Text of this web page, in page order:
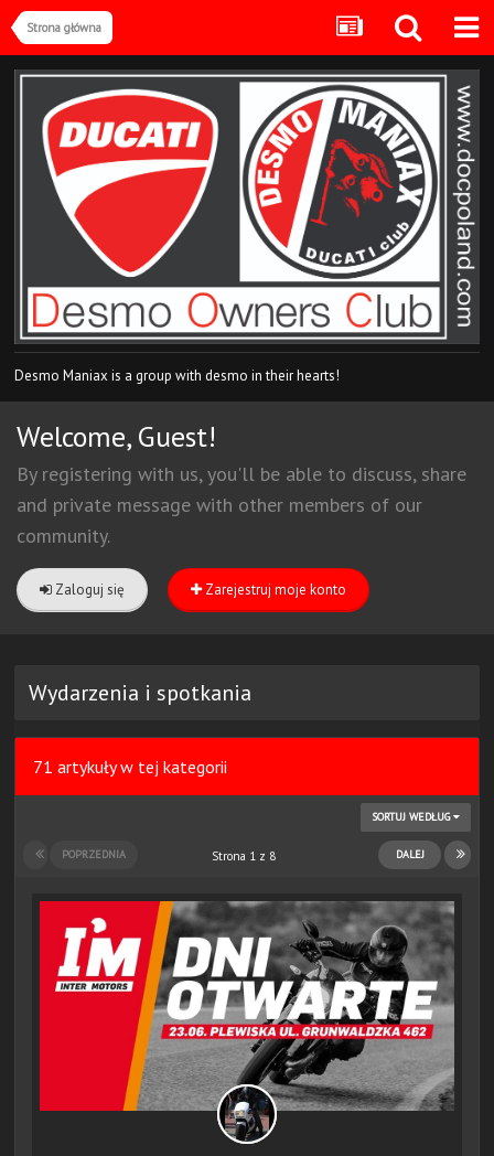
Strona główna
Desmo Maniax is a group with desmo in their hearts!
Welcome, Guest!
By registering with us, you'll be able to discuss, share
and private message with other members of our
community.
Zaloguj się Zarejestruj moje konto
Wydarzenia i spotkania
71 artykuły w tej kategorii
SORTUJ WEDŁUG
POPRZEDNIA DALEJ
Strona 1 z 8